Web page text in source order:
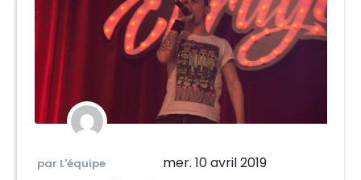
par L'équipe mer. 10 avril 2019